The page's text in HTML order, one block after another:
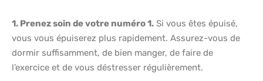
1. Prenez soin de votre numéro 1. Si vous êtes épuisé,
vous vous épuiserez plus rapidement. Assurez-vous de
dormir suffisamment, de bien manger, de faire de
l’exercice et de vous déstresser régulièrement.